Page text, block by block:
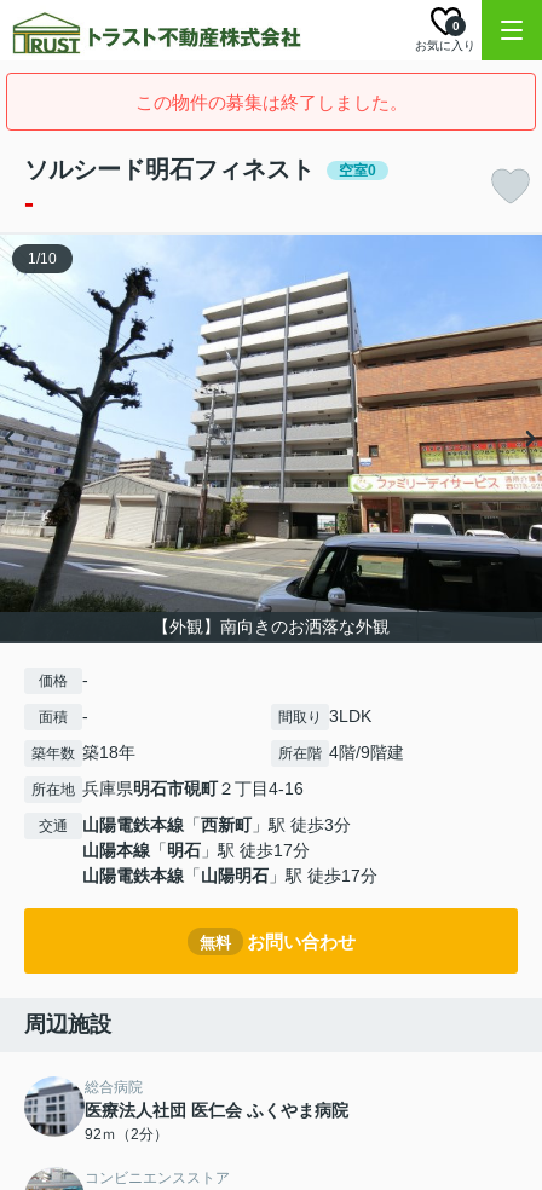
お気に入り
0
この物件の募集は終了しました。
ソルシード明石フィネスト 空室0
-
【外観】南向きのお洒落な外観
1/10
価格 -
面積 - 間取り 3LDK
築年数 築18年 所在階 4階/9階建
所在地 兵庫県明石市硯町２丁目4-16
交通 山陽電鉄本線 「西新町」駅 徒歩3分
山陽本線 「明石 」駅 徒歩17分
山陽電鉄本線 「山陽明石 」駅 徒歩17分
無料 お問い合わせ
周辺施設
総合病院
医療法人社団 医仁会 ふくやま病院
92ｍ（2分）
コンビニエンスストア